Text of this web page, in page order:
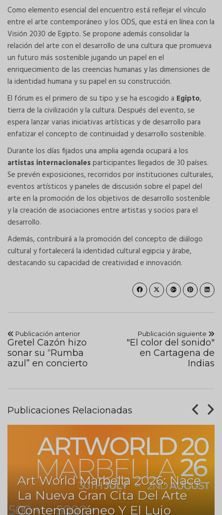
Como elemento esencial del encuentro está reflejar el vínculo
entre el arte contemporáneo y los ODS, que está en línea con la
Visión 2030 de Egipto. Se propone además consolidar la
relación del arte con el desarrollo de una cultura que promueva
un futuro más sostenible jugando un papel en el
enriquecimiento de las creencias humanas y las dimensiones de
la identidad humana y su papel en su construcción.
El fórum es el primero de su tipo y se ha escogido a Egipto,
tierra de la civilización y la cultura. Después del evento, se
espera lanzar varias iniciativas artísticas y de desarrollo para
enfatizar el concepto de continuidad y desarrollo sostenible.
Durante los días fijados una amplia agenda ocupará a los
artistas internacionalesparticipantes llegados de 30 países.
Se prevén exposiciones, recorridos por instituciones culturales,
eventos artísticos y paneles de discusión sobre el papel del
arte en la promoción de los objetivos de desarrollo sostenible
y la creación de asociaciones entre artistas y socios para el
desarrollo.
Además, contribuirá a la promoción del concepto de diálogo
cultural y fortalecerá la identidad cultural egipcia y árabe,
destacando su capacidad de creatividad e innovación.
Publicación anterior
Gretel Cazón hizo
sonar su “Rumba
azul” en concierto
Publicación siguiente
"El color del sonido"
en Cartagena de
Indias
Publicaciones Relacionadas
Art World Marbella 2026: Nace
La Nueva Gran Cita Del Arte
Contemporáneo Y El Lujo